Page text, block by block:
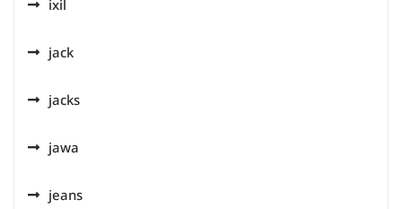
ixil
jack
jacks
jawa
jeans